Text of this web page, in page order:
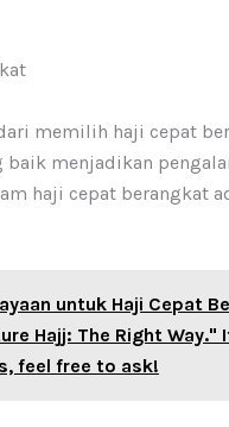
memilih haji cepat
menjadikan
haji cepat berangkat
untuk Haji Cepat
Hajj: The Right
feel free to ask!